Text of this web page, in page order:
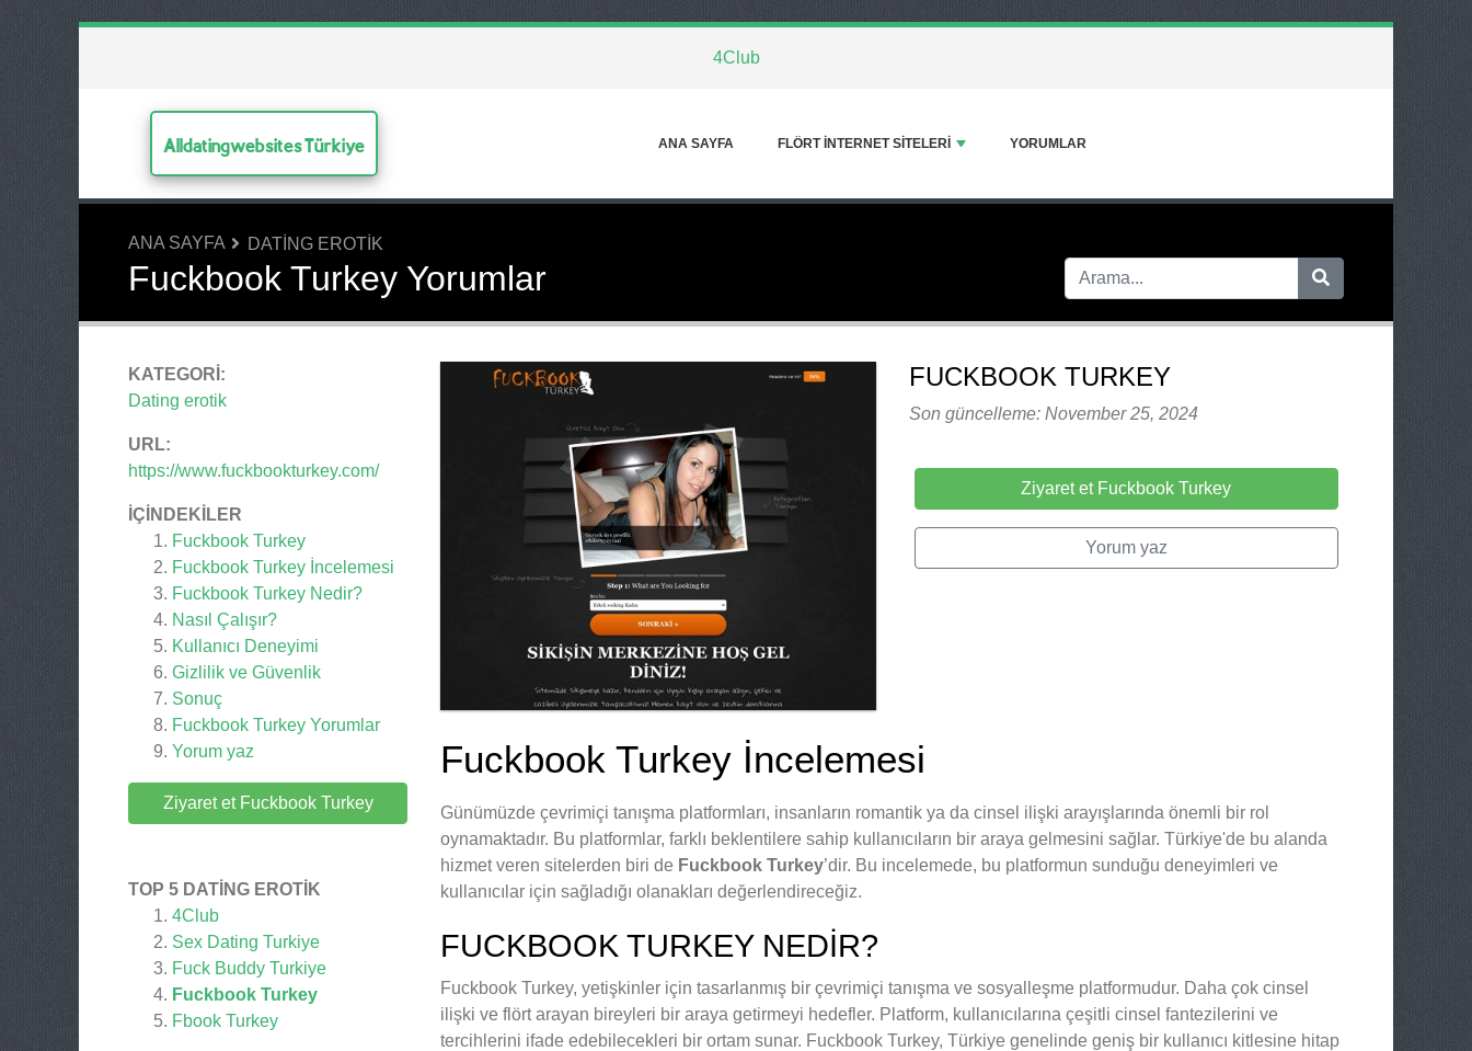
4Club
Alldatingwebsites Türkiye ANA SAYFA FLÖRT INTERNET SITELERI YORUMLAR
ANA SAYFA DATING EROTIK
Fuckbook Turkey Yorumlar
KATEGORI:
Dating erotik
URL:
https://www.fuckbookturkey.com/
İÇINDEKILER
Fuckbook Turkey
Fuckbook Turkey İncelemesi
Fuckbook Turkey Nedir?
Nasıl Çalışır?
Kullanıcı Deneyimi
Gizlilik ve Güvenlik
Sonuç
Fuckbook Turkey Yorumlar
Yorum yaz
Ziyaret et Fuckbook Turkey
TOP 5 DATING EROTIK
4Club
Sex Dating Turkiye
Fuck Buddy Turkiye
Fuckbook Turkey
Fbook Turkey
FUCKBOOK TURKEY
Son güncelleme: November 25, 2024
Ziyaret et Fuckbook Turkey
Yorum yaz
Fuckbook Turkey İncelemesi
Günümüzde çevrimiçi tanışma platformları, insanların romantik ya da cinsel ilişki arayışlarında önemli bir rol
oynamaktadır. Bu platformlar, farklı beklentilere sahip kullanıcıların bir araya gelmesini sağlar. Türkiye'de bu alanda
hizmet veren sitelerden biri de Fuckbook Turkey’dir. Bu incelemede, bu platformun sunduğu deneyimleri ve
kullanıcılar için sağladığı olanakları değerlendireceğiz.
FUCKBOOK TURKEY NEDIR?
Fuckbook Turkey, yetişkinler için tasarlanmış bir çevrimiçi tanışma ve sosyalleşme platformudur. Daha çok cinsel
ilişki ve flört arayan bireyleri bir araya getirmeyi hedefler. Platform, kullanıcılarına çeşitli cinsel fantezilerini ve
tercihlerini ifade edebilecekleri bir ortam sunar. Fuckbook Turkey, Türkiye genelinde geniş bir kullanıcı kitlesine hitap